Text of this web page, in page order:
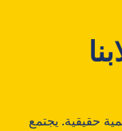
حقيقية. يجتمع